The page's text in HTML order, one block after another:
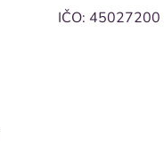
IČO: 45027200